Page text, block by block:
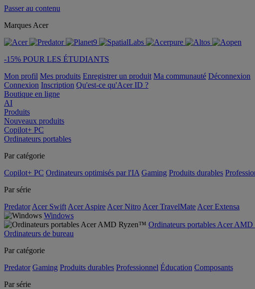
Passer au contenu
Marques Acer
-15% POUR LES ÉTUDIANTS
Mon profil Mes produits Enregistrer un produit Ma communauté Déconnexion
Connexion Inscription Qu'est-ce qu'Acer ID ?
Boutique en ligne
AI
Produits
Nouveaux produits
Copilot+ PC
Ordinateurs portables
Par catégorie
Copilot+ PC Ordinateurs optimisés par l'IA Gaming Produits durables
Par série
Predator Acer Swift Acer Aspire Acer Nitro Acer TravelMate Acer Extensa
Windows
Ordinateurs portables Acer
Ordinateurs de bureau
Par catégorie
Predator Gaming Produits durables Professionnel Éducation Composants
Par série